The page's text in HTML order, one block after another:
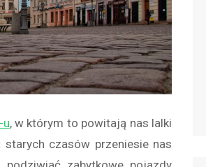
u, w którym to powitają nas lalki
czasów przeniesie nas